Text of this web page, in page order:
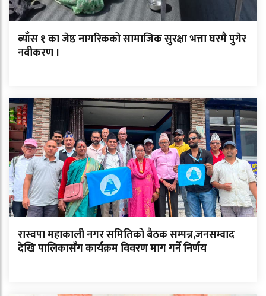
ब्याँस १ का जेष्ठ नागरिकको सामाजिक सुरक्षा भत्ता घरमै पुगेर
नवीकरण ।
रास्वपा महाकाली नगर समितिको बैठक सम्पन्न,जनसम्वाद
देखि पालिकासँग कार्यक्रम विवरण माग गर्ने निर्णय